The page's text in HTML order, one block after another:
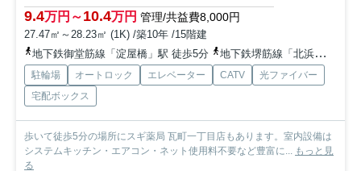
9.4万円～10.4万円 管理/共益費8,000円
27.47㎡～28.23㎡ (1K) /築10年 /15階建
地下鉄御堂筋線「淀屋橋」駅 徒歩5分
地下鉄堺筋線「北浜」駅 徒歩5分
駐輪場 オートロック エレベーター CATV
光ファイバー
宅配ボックス
歩いて徒歩5分の場所にスギ薬局 瓦町一丁目店もあります。室内設備は
システムキッチン・エアコン・ネット使用料不要など豊富に... もっと見
る